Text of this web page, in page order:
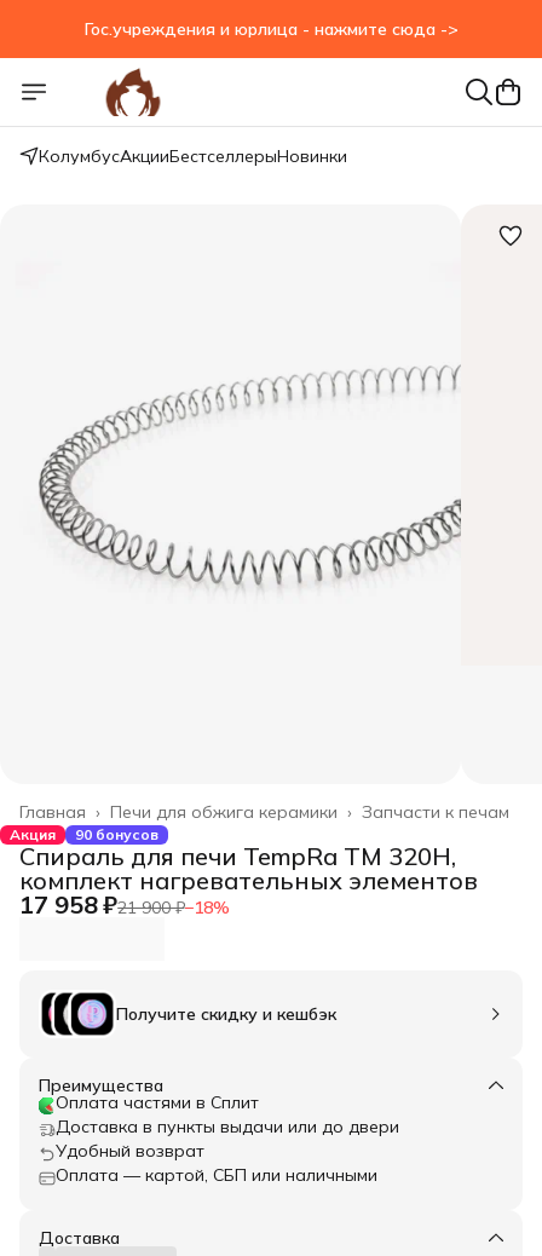
КолумбусАкцииБестселлерыНовинки
Запчасти к печам
Печи для обжига керамики ›
Главная ›
Акция 90 бонусов
Спираль для печи TempRa TM 320H,
комплект нагревательных элементов
17 958 ₽21 900 ₽−18%
Получите скидку и кешбэк
Преимущества
Оплата частями в Сплит
Доставка в пункты выдачи или до двери
Удобный возврат
Оплата — картой, СБП или наличными
Доставка